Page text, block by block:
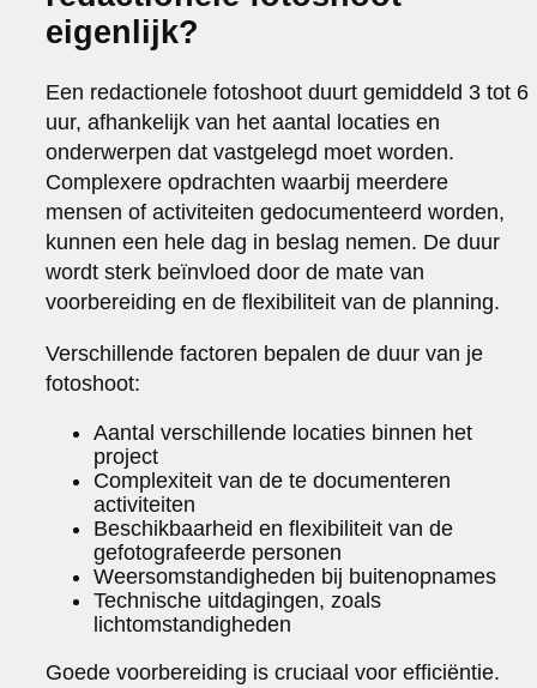
eigenlijk?
Een redactionele fotoshoot duurt gemiddeld 3 tot 6
uur, afhankelijk van het aantal locaties en
onderwerpen dat vastgelegd moet worden.
Complexere opdrachten waarbij meerdere
mensen of activiteiten gedocumenteerd worden,
kunnen een hele dag in beslag nemen. De duur
wordt sterk beïnvloed door de mate van
voorbereiding en de flexibiliteit van de planning.
Verschillende factoren bepalen de duur van je
fotoshoot:
Aantal verschillende locaties binnen het
project
Complexiteit van de te documenteren
activiteiten
Beschikbaarheid en flexibiliteit van de
gefotografeerde personen
Weersomstandigheden bij buitenopnames
Technische uitdagingen, zoals
lichtomstandigheden
Goede voorbereiding is cruciaal voor efficiëntie.